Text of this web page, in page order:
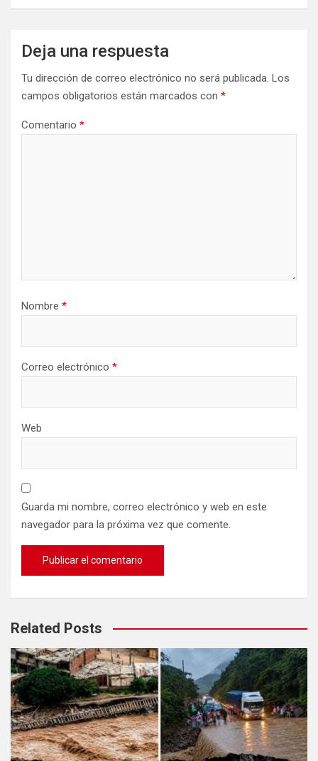
Deja una respuesta
Tu dirección de correo electrónico no será publicada. Los
campos obligatorios están marcados con *
Comentario *
Nombre *
Correo electrónico *
Web
Guarda mi nombre, correo electrónico y web en este
navegador para la próxima vez que comente.
Related Posts